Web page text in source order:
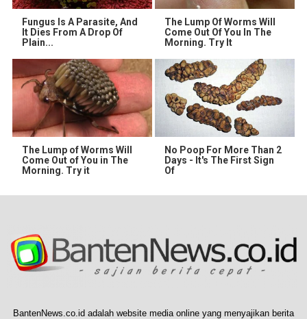
Fungus Is A Parasite, And
It Dies From A Drop Of
Plain...
The Lump Of Worms Will
Come Out Of You In The
Morning. Try It
The Lump of Worms Will
Come Out of You in The
Morning. Try it
No Poop For More Than 2
Days - It's The First Sign
Of
BantenNews.co.id adalah website media online yang menyajikan berita